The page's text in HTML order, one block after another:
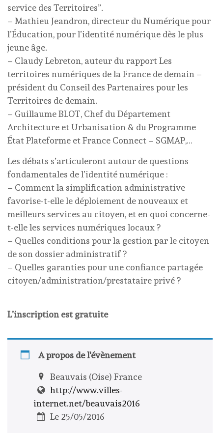
service des Territoires”.
– Mathieu Jeandron, directeur du Numérique pour
l’Éducation, pour l’identité numérique dès le plus
jeune âge.
– Claudy Lebreton, auteur du rapport Les
territoires numériques de la France de demain –
président du Conseil des Partenaires pour les
Territoires de demain.
– Guillaume BLOT, Chef du Département
Architecture et Urbanisation & du Programme
État Plateforme et France Connect – SGMAP,…
Les débats s’articuleront autour de questions
fondamentales de l’identité numérique :
– Comment la simplification administrative
favorise-t-elle le déploiement de nouveaux et
meilleurs services au citoyen, et en quoi concerne-
t-elle les services numériques locaux ?
– Quelles conditions pour la gestion par le citoyen
de son dossier administratif ?
– Quelles garanties pour une confiance partagée
citoyen/administration/prestataire privé ?
L’inscription est gratuite
A propos de l'évènement
Beauvais (Oise) France
http://www.villes-
internet.net/beauvais2016
Le 25/05/2016